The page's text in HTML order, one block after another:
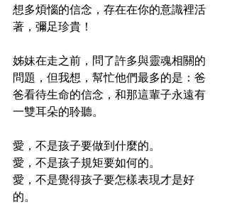
想多煩惱的信念，存在在你的意識裡活
著，彌足珍貴！
姊妹在走之前，問了許多與靈魂相關的
問題，但我想，幫忙他們最多的是：爸
爸看待生命的信念，和那這輩子永遠有
一雙耳朵的聆聽。
愛，不是孩子要做到什麼的。
愛，不是孩子規矩要如何的。
愛，不是覺得孩子要怎樣表現才是好
的。